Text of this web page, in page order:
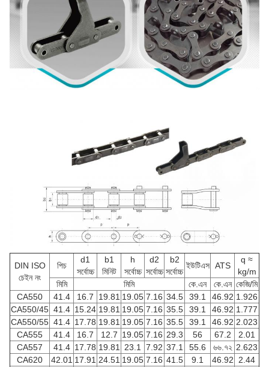
DIN ISO
চেইন নং
পিচ
d1
সর্বোচ্চ
b1
মিনিট
h
সর্বোচ্চ
d2
সর্বোচ্চ
b2
সর্বোচ্চ
ইউটিএস ATS
q ≈
kg/m
মিমি
মিমি কে.এন কে.এন কেজি/মি
CA550
41.4 16.7 19.81 19.05 7.16 34.5 39.1 46.92 1.926
CA550/45 41.4 15.24 19.81 19.05 7.16 35.5 39.1 46.92 1.777
CA550/55 41.4 17.78 19.81 19.05 7.16 35.5 39.1 46.92 2.023
CA555
41.4 16.7 12.7 19.05 7.16 29.3 56 67.2
2.01
CA557
41.4 17.78 19.81 23.1 7.92 37.1 55.6 ৬৬.৭২ 2.623
CA620
42.01 17.91 24.51 19.05 7.16 41.5 9.1 46.92
2.44